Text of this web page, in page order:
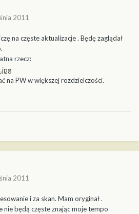
2011
na częste aktualizacje . Będę zaglądał
rzecz:
na PW w większej rozdzielczości.
2011
i za skan. Mam oryginał .
nie będą częste znając moje tempo